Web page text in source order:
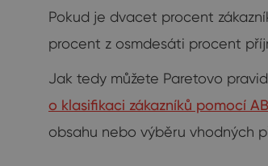
Pokud je dvacet procent
procent z osmdesáti procent
Jak tedy můžete Paretovo
o klasifikaci zákazníků pomocí
obsahu nebo výběru vhodných